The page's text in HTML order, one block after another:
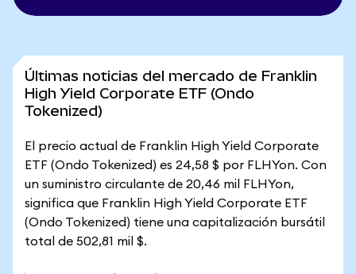
Últimas noticias del mercado de Franklin
High Yield Corporate ETF (Ondo
Tokenized)
El precio actual de Franklin High Yield Corporate
ETF (Ondo Tokenized) es 24,58 $ por FLHYon. Con
un suministro circulante de 20,46 mil FLHYon,
significa que Franklin High Yield Corporate ETF
(Ondo Tokenized) tiene una capitalización bursátil
total de 502,81 mil $.